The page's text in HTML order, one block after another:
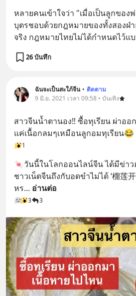
หลายคนเข้าใจว่า "เมื่อเป็นลูกของ
บุตรชอบด้วยกฎหมายของทั้งสองฝ่
จริง กฎหมายไทยไม่ได้กำหนดไว้แ
26 บันทึก
ฉันจะเป็นสะใภ้จีน • ติดตาม
9 มิ.ย. 2021 เวลา 09:58 • บันเทิง
สาวจีนน้ำตานอง‼️ ซื้อทุเรียน ผ่าออ
แค่เนื้อกลมๆเหมือนลูกอมทุเรียน😂
1
🍬วันนี้ในโลกออนไลน์จีน ได้มีข่าว
ชาวเน็ตจีนถึงกับอดขำไม่ได้ ‘榴莲
หร... อ่านต่อ
3 3